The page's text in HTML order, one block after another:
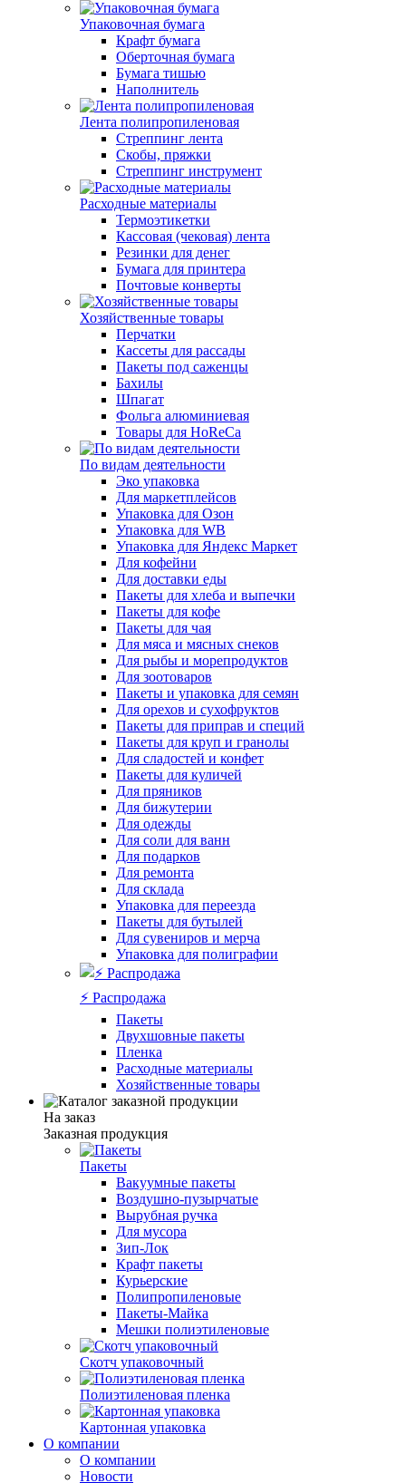
Упаковочная бумага
Крафт бумага
Оберточная бумага
Бумага тишью
Наполнитель
Лента полипропиленовая
Стреппинг лента
Скобы, пряжки
Стреппинг инструмент
Расходные материалы
Термоэтикетки
Кассовая (чековая) лента
Резинки для денег
Бумага для принтера
Почтовые конверты
Хозяйственные товары
Перчатки
Кассеты для рассады
Пакеты под саженцы
Бахилы
Шпагат
Фольга алюминиевая
Товары для HoReCa
По видам деятельности
Эко упаковка
Для маркетплейсов
Упаковка для Озон
Упаковка для WB
Упаковка для Яндекс Маркет
Для кофейни
Для доставки еды
Пакеты для хлеба и выпечки
Пакеты для кофе
Пакеты для чая
Для мяса и мясных снеков
Для рыбы и морепродуктов
Для зоотоваров
Пакеты и упаковка для семян
Для орехов и сухофруктов
Пакеты для приправ и специй
Пакеты для круп и гранолы
Для сладостей и конфет
Пакеты для куличей
Для пряников
Для бижутерии
Для одежды
Для соли для ванн
Для подарков
Для ремонта
Для склада
Упаковка для переезда
Пакеты для бутылей
Для сувениров и мерча
Упаковка для полиграфии
⚡️ Распродажа
Пакеты
Двухшовные пакеты
Пленка
Расходные материалы
Хозяйственные товары
На заказ
Заказная продукция
Пакеты
Вакуумные пакеты
Воздушно-пузырчатые
Вырубная ручка
Для мусора
Зип-Лок
Крафт пакеты
Курьерские
Полипропиленовые
Пакеты-Майка
Мешки полиэтиленовые
Скотч упаковочный
Полиэтиленовая пленка
Картонная упаковка
О компании
О компании
Новости